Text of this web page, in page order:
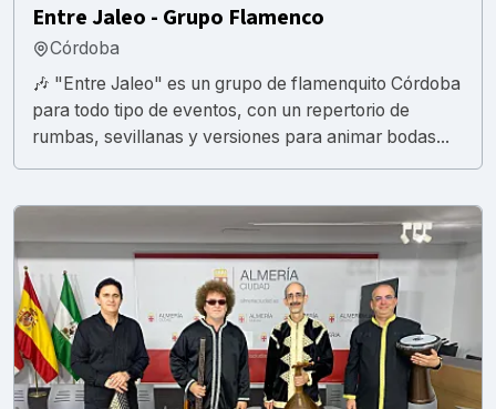
Entre Jaleo - Grupo Flamenco
Córdoba
🎶 "Entre Jaleo" es un grupo de flamenquito Córdoba
para todo tipo de eventos, con un repertorio de
rumbas, sevillanas y versiones para animar bodas...